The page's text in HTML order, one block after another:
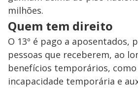
milhões.
Quem tem direito
O 13º é pago a aposentados,
pessoas que receberem, ao
benefícios temporários,
incapacidade temporária e